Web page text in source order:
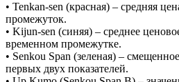
• Tenkan-sen (красная) – средняя
промежуток.
• Kijun-sen (синяя) – среднее
временном промежутке.
• Senkou Span (зеленая) –
первых двух показателей.